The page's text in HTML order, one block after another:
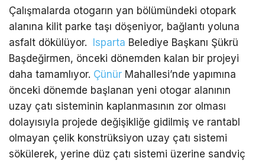
Çalışmalarda otogarın yan bölümündeki otopark
alanına kilit parke taşı döşeniyor, bağlantı yoluna
asfalt dökülüyor.
Isparta Belediye Başkanı Şükrü
Başdeğirmen, önceki dönemden kalan bir projeyi
daha tamamlıyor. Çünür Mahallesi’nde yapımına
önceki dönemde başlanan yeni otogar alanının
uzay çatı sisteminin kaplanmasının zor olması
dolayısıyla projede değişikliğe gidilmiş ve rantabl
olmayan çelik konstrüksiyon uzay çatı sistemi
sökülerek, yerine düz çatı sistemi üzerine sandviç